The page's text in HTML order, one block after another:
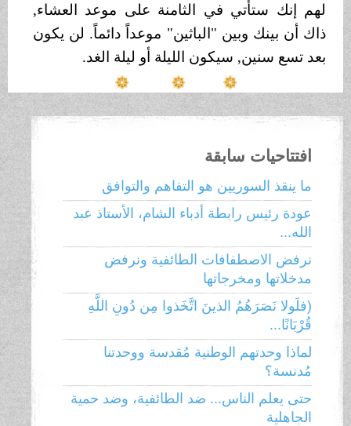
لهم إنك ستأتي في الثامنة على موعد العشاء,
ذاك أن بينك وبين "الباثين" موعداً دائماً. لن يكون
بعد تسع سنين, سيكون الليلة أو ليلة الغد.
افتتاحيات سابقة
ما ينقذ السوريين هو التفاهم والتوافق
عودة رئيس رابطة أدباء الشام، الأستاذ عبد
الله...
نرفض الاصطفافات الطائفية ونرفض
مدخلاتها ومخرجاتها
(فلَولا نَصَرَهُمُ الذينَ اتَّخَذوا مِن دُونِ اللَّهِ
قُرْبَانًا...
لماذا وحدتهم الوطنية مُقدسة ووحدتنا
مُدنسة؟
حتى يعلم الناس... ضد الطائفية، وضد حمية
الجاهلية